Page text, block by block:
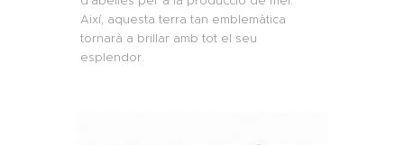
Així, aquesta terra tan emblemàtica
tornarà a brillar amb tot el seu
esplendor.